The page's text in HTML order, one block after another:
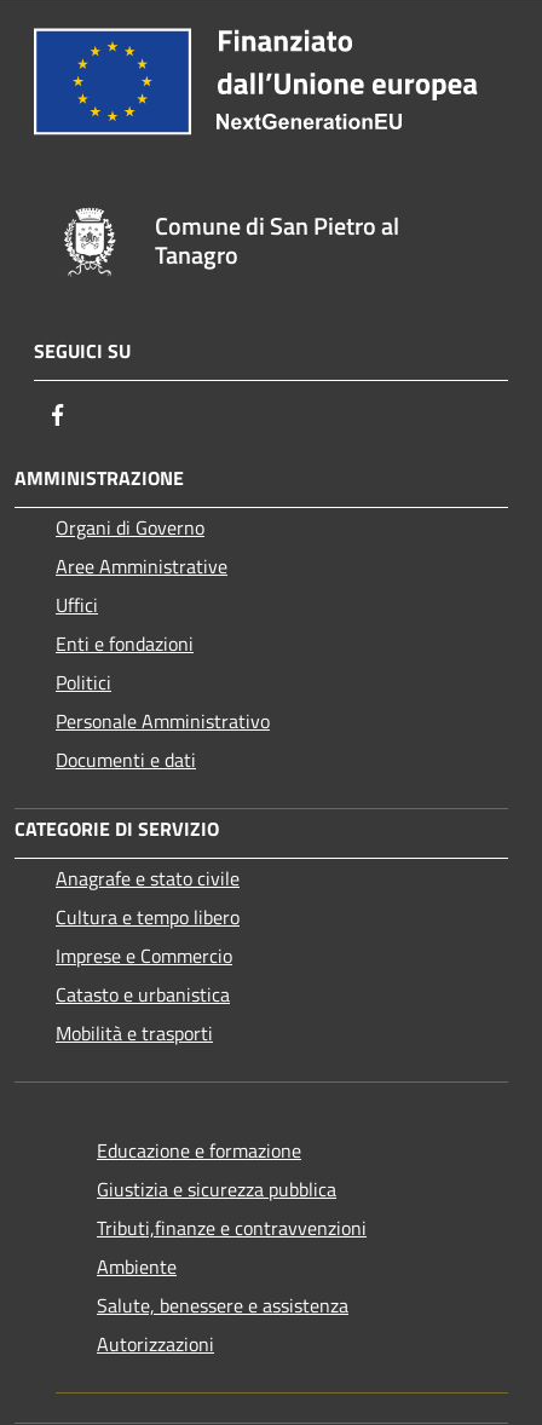
Comune di San Pietro al
Tanagro
SEGUICI SU
AMMINISTRAZIONE
Organi di Governo
Aree Amministrative
Uffici
Enti e fondazioni
Politici
Personale Amministrativo
Documenti e dati
CATEGORIE DI SERVIZIO
Anagrafe e stato civile
Cultura e tempo libero
Imprese e Commercio
Catasto e urbanistica
Mobilità e trasporti
Educazione e formazione
Giustizia e sicurezza pubblica
Tributi,finanze e contravvenzioni
Ambiente
Salute, benessere e assistenza
Autorizzazioni